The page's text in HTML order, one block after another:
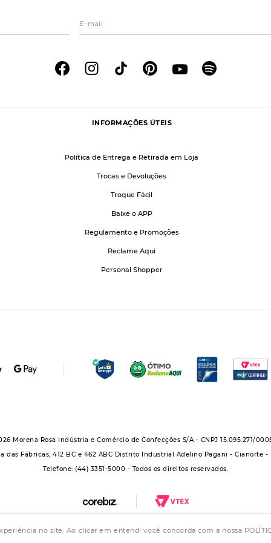
no site. Ao clicar em entendi você concorda com a nossa
INFORMAÇÕES ÚTEIS
Política de Entrega e Retirada em Loja
Trocas e Devoluções
Troque Fácil
Baixe o APP
Regulamento e Promoções
Reclame Aqui
Personal Shopper
Morena Rosa Indústria e Comércio de Confecções S/A - CNPJ 15.095.271/
das Fábricas, 412 BC e 462 ABC Distrito Industrial Adelino Pagani - Cianorte -
Telefone: (44) 3351-5000 - Todos os direitos reservados.
Morena Rosa: Morena Rosa, Iódice, Maria Valentina, Zinco e Lebôh - Todos os